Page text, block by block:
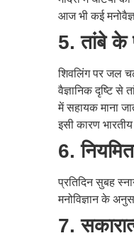
आज भी कई
5. तांबे के
शिवलिंग पर जल
वैज्ञानिक दृष्टि से
में सहायक माना
इसी कारण
6.
प्रतिदिन सुबह
मनोविज्ञान के
7.